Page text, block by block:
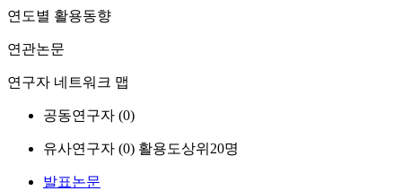
연도별 활용동향
연관논문
연구자 네트워크 맵
공동연구자 (0)
유사연구자 (0) 활용도상위20명
발표논문